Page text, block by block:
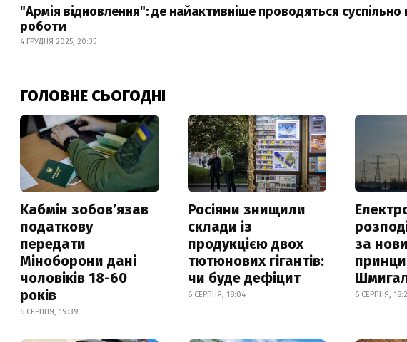
"Армія відновлення": де найактивніше проводяться суспільно
роботи
4 ГРУДНЯ 2025, 20:35
ГОЛОВНЕ СЬОГОДНІ
Кабмін зобовʼязав
податкову
передати
Міноборони дані
чоловіків 18-60
років
6 СЕРПНЯ, 19:39
Росіяни знищили
склади із
продукцією двох
тютюнових гігантів:
чи буде дефіцит
6 СЕРПНЯ, 18:04
за
6 СЕРПНЯ,